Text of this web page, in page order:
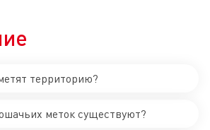
территорию?
меток существуют?